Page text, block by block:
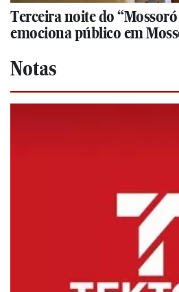
Terceira noite do
emociona público em
Notas